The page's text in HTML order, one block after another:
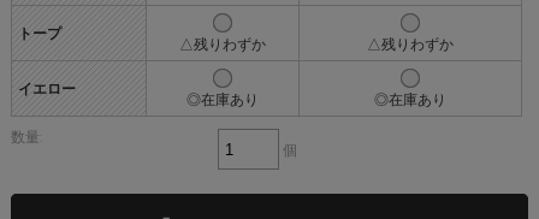
トープ
△残りわずか △残りわずか
イエロー
◎在庫あり ◎在庫あり
数量:
個